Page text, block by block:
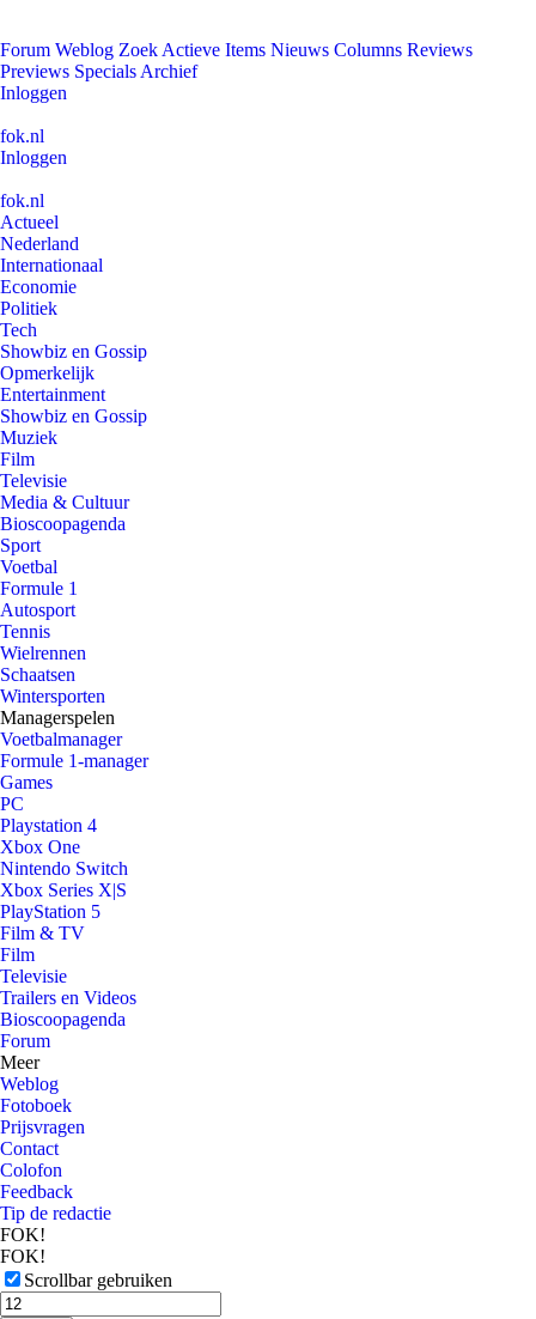
Forum Weblog Zoek Actieve Items Nieuws Columns Reviews
Previews Specials Archief
Inloggen
fok.nl
Inloggen
fok.nl
Actueel
Nederland
Internationaal
Economie
Politiek
Tech
Showbiz en Gossip
Opmerkelijk
Entertainment
Showbiz en Gossip
Muziek
Film
Televisie
Media & Cultuur
Bioscoopagenda
Sport
Voetbal
Formule 1
Autosport
Tennis
Wielrennen
Schaatsen
Wintersporten
Managerspelen
Voetbalmanager
Formule 1-manager
Games
PC
Playstation 4
Xbox One
Nintendo Switch
Xbox Series X|S
PlayStation 5
Film & TV
Film
Televisie
Trailers en Videos
Bioscoopagenda
Forum
Meer
Weblog
Fotoboek
Prijsvragen
Contact
Colofon
Feedback
Tip de redactie
FOK!
FOK!
Scrollbar gebruiken